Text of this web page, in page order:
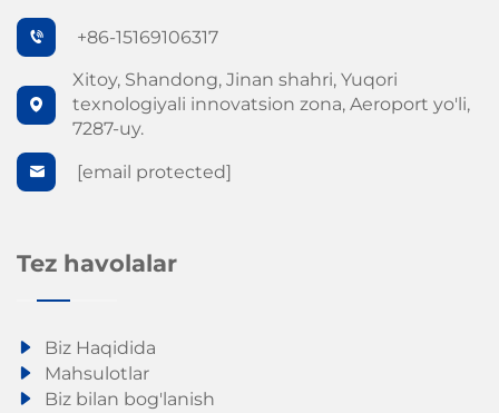
+86-15169106317
Xitoy, Shandong, Jinan shahri, Yuqori
texnologiyali innovatsion zona, Aeroport yo'li,
7287-uy.
[email protected]
Tez havolalar
Biz Haqidida
Mahsulotlar
Biz bilan bog'lanish